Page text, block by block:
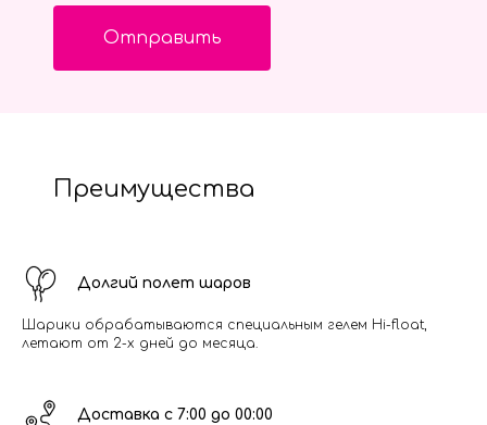
Отправить
Преимущества
Долгий полет шаров
Шарики обрабатываются специальным гелем Hi-float,
летают от 2-х дней до месяца.
Доставка с 7:00 до 00:00